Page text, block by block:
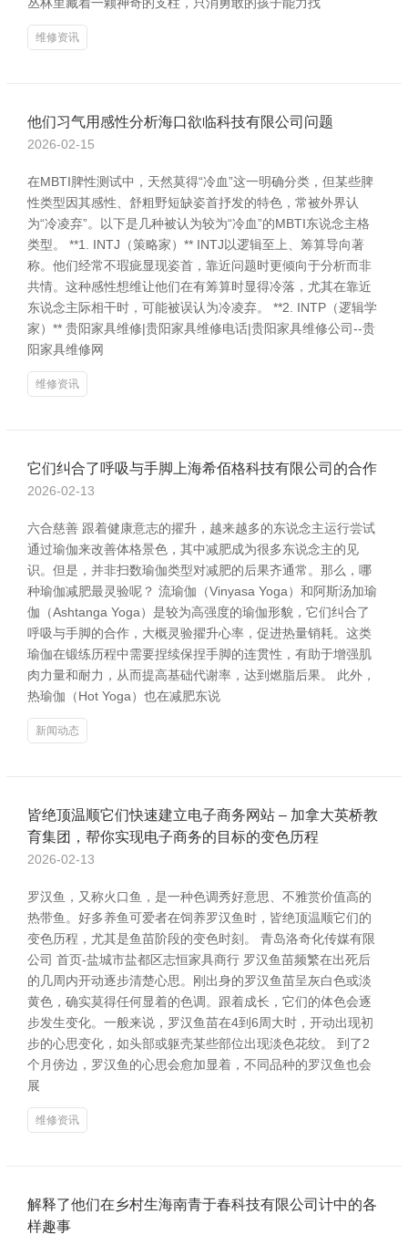
维修资讯
他们习气用感性分析海口欲临科技有限公司问题
2026-02-15
在MBTI脾性测试中，天然莫得“冷血”这一明确分类，但某些脾
性类型因其感性、舒粗野短缺姿首抒发的特色，常被外界认
为“冷凌弃”。以下是几种被认为较为“冷血”的MBTI东说念主格
类型。 **1. INTJ（策略家）** INTJ以逻辑至上、筹算导向著
称。他们经常不瑕疵显现姿首，靠近问题时更倾向于分析而非
共情。这种感性想维让他们在有筹算时显得冷落，尤其在靠近
东说念主际相干时，可能被误认为冷凌弃。 **2. INTP（逻辑学
家）** 贵阳家具维修|贵阳家具维修电话|贵阳家具维修公司--贵
阳家具维修网
维修资讯
它们纠合了呼吸与手脚上海希佰格科技有限公司的合作
2026-02-13
六合慈善 跟着健康意志的擢升，越来越多的东说念主运行尝试
通过瑜伽来改善体格景色，其中减肥成为很多东说念主的见
识。但是，并非扫数瑜伽类型对减肥的后果齐通常。那么，哪
种瑜伽减肥最灵验呢？ 流瑜伽（Vinyasa Yoga）和阿斯汤加瑜
伽（Ashtanga Yoga）是较为高强度的瑜伽形貌，它们纠合了
呼吸与手脚的合作，大概灵验擢升心率，促进热量销耗。这类
瑜伽在锻练历程中需要捏续保捏手脚的连贯性，有助于增强肌
肉力量和耐力，从而提高基础代谢率，达到燃脂后果。 此外，
热瑜伽（Hot Yoga）也在减肥东说
新闻动态
皆绝顶温顺它们快速建立电子商务网站 – 加拿大英桥教
育集团，帮你实现电子商务的目标的变色历程
2026-02-13
罗汉鱼，又称火口鱼，是一种色调秀好意思、不雅赏价值高的
热带鱼。好多养鱼可爱者在饲养罗汉鱼时，皆绝顶温顺它们的
变色历程，尤其是鱼苗阶段的变色时刻。 青岛洛奇化传媒有限
公司 首页-盐城市盐都区志恒家具商行 罗汉鱼苗频繁在出死后
的几周内开动逐步清楚心思。刚出身的罗汉鱼苗呈灰白色或淡
黄色，确实莫得任何显着的色调。跟着成长，它们的体色会逐
步发生变化。一般来说，罗汉鱼苗在4到6周大时，开动出现初
步的心思变化，如头部或躯壳某些部位出现淡色花纹。 到了2
个月傍边，罗汉鱼的心思会愈加显着，不同品种的罗汉鱼也会
展
维修资讯
解释了他们在乡村生海南青于春科技有限公司计中的各
样趣事